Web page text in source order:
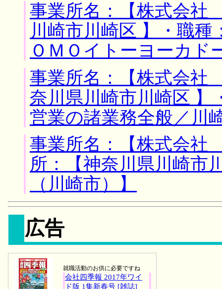
事業所名：【株式会社
川崎市川崎区 】・職
ＯＭＯイトーヨーカド
事業所名：【株式会
奈川県川崎市川崎区 】
営業の諸業務全般／川
事業所名：【株式会
所：【神奈川県川崎市
（川崎市）】
広告
就職活動のお供に必要ですね
会社四季報 2017年ワイ
ド版 1集新春号 [雑誌]